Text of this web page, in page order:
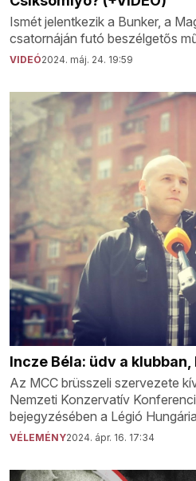
Ismét jelentkezik a Bunker, a
csatornáján futó beszélgetős
VIDEÓ2024. máj. 24. 19:59
Incze Béla: üdv a
Az MCC brüsszeli szervezete
Nemzeti Konzervatív
bejegyzésében a Légió
VÉLEMÉNY2024. ápr. 16. 17:34